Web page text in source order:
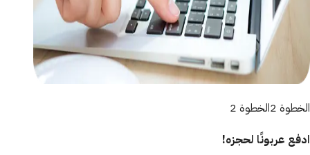
الخطوة 2
الخطوة 2
ادفع عربونًا لحجزه!